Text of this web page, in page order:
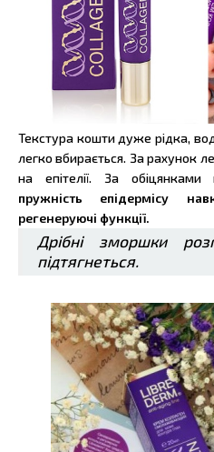
Текстура кошти дуже рідка,
легко вбирається. За рахунок
на епітелії. За обіцянками
пружність епідермісу
регенеруючі функції.
Дрібні зморшки
підтягнеться.